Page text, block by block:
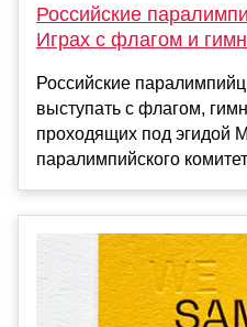
Российские
Играх с флагом и
Российские
выступать с флагом,
проходящих под эгидой
паралимпийского